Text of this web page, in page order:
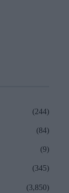
(244)
(84)
(9)
(345)
(3,850)